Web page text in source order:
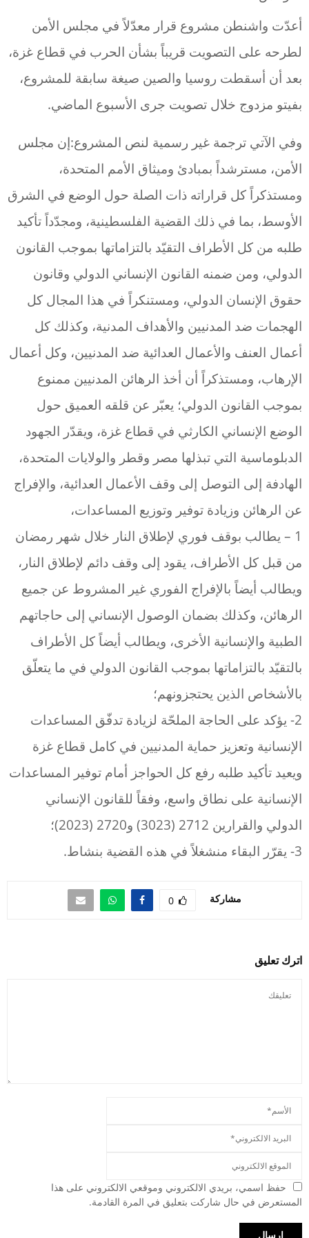
أعدّت واشنطن مشروع قرار معدّلاً في مجلس الأمن
لطرحه على التصويت قريباً بشأن الحرب في قطاع غزة،
بعد أن أسقطت روسيا والصين صيغة سابقة للمشروع،
بفيتو مزدوج خلال تصويت جرى الأسبوع الماضي.
وفي الآتي ترجمة غير رسمية لنص المشروع:إن مجلس
الأمن، مسترشداً بمبادئ وميثاق الأمم المتحدة،
ومستذكراً كل قراراته ذات الصلة حول الوضع في الشرق
الأوسط، بما في ذلك القضية الفلسطينية، ومجدّداً تأكيد
طلبه من كل الأطراف التقيّد بالتزاماتها بموجب القانون
الدولي، ومن ضمنه القانون الإنساني الدولي وقانون
حقوق الإنسان الدولي، ومستنكراً في هذا المجال كل
الهجمات ضد المدنيين والأهداف المدنية، وكذلك كل
أعمال العنف والأعمال العدائية ضد المدنيين، وكل أعمال
الإرهاب، ومستذكراً أن أخذ الرهائن المدنيين ممنوع
بموجب القانون الدولي؛ يعبّر عن قلقه العميق حول
الوضع الإنساني الكارثي في قطاع غزة، ويقدّر الجهود
الدبلوماسية التي تبذلها مصر وقطر والولايات المتحدة،
الهادفة إلى التوصل إلى وقف الأعمال العدائية، والإفراج
عن الرهائن وزيادة توفير وتوزيع المساعدات،
1 – يطالب بوقف فوري لإطلاق النار خلال شهر رمضان
من قبل كل الأطراف، يقود إلى وقف دائم لإطلاق النار،
ويطالب أيضاً بالإفراج الفوري غير المشروط عن جميع
الرهائن، وكذلك بضمان الوصول الإنساني إلى حاجاتهم
الطبية والإنسانية الأخرى، ويطالب أيضاً كل الأطراف
بالتقيّد بالتزاماتها بموجب القانون الدولي في ما يتعلّق
بالأشخاص الذين يحتجزونهم؛
2- يؤكد على الحاجة الملحّة لزيادة تدفّق المساعدات
الإنسانية وتعزيز حماية المدنيين في كامل قطاع غزة
ويعيد تأكيد طلبه رفع كل الحواجز أمام توفير المساعدات
الإنسانية على نطاق واسع، وفقاً للقانون الإنساني
الدولي والقرارين 2712 (3023) و2720 (2023)؛
3- يقرّر البقاء منشغلاً في هذه القضية بنشاط.
مشاركة 0
اترك تعليق
حفظ اسمي، بريدي الالكتروني وموقعي الالكتروني على هذا
المستعرض في حال شاركت بتعليق في المرة القادمة.